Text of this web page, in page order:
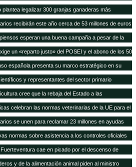
plantea legalizar 300 granjas ganaderas más
recibirán este año cerca de 53 millones de euros
esperan una buena campaña a pesar de la
un «reparto justo» del POSEI y el abono de los 50
española presenta su marco estratégico en su
y representantes del sector primario
de Canarias
cree que la rebaja del Estado a las
aleja a los agricultores canarios de España y
celebran las normas veterinarias de la UE para el
se unen para reclamar 23 millones en ayudas
normas sobre asistencia a los controles oficiales
y conejos
cae en picado por el descenso de
y de la alimentación animal piden al ministro